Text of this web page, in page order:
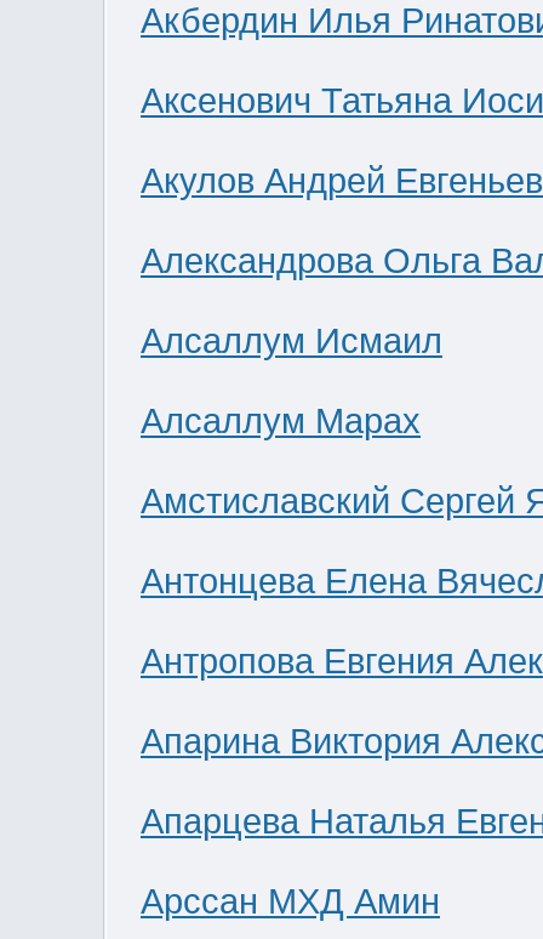
Акбердин Илья
Аксенович Татьяна
Акулов Андрей
Александрова Ольга
Алсаллум Исмаил
Алсаллум Марах
Амстиславский Сергей
Антонцева Елена
Антропова Евгения
Апарина Виктория
Апарцева Наталья
Арссан МХД Амин